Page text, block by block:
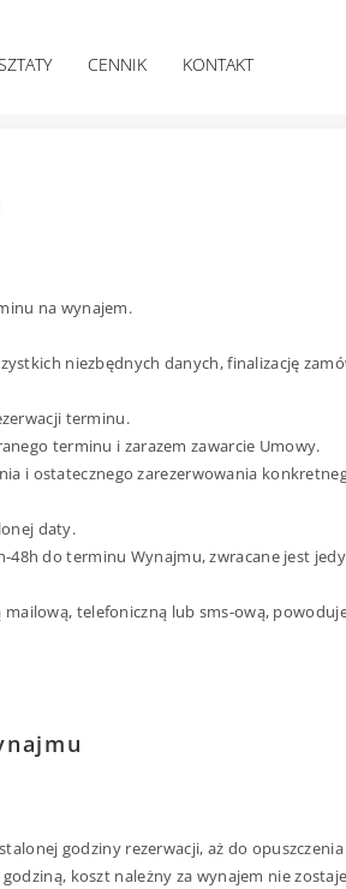
CENNIK KONTAKT
na wynajem.
niezbędnych danych, finalizację
terminu.
terminu i zarazem zawarcie Umowy.
i ostatecznego zarezerwowania
daty.
do terminu Wynajmu, zwracane jest
telefoniczną lub sms-ową,
godziny rezerwacji, aż do
koszt należny za wynajem nie